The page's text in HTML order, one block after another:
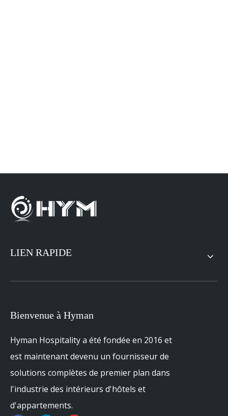
LIEN RAPIDE
Bienvenue à Hyman
Hyman Hospitality a été fondée en 2016 et
est maintenant devenu un fournisseur de
solutions complètes de premier plan dans
l'industrie des intérieurs d'hôtels et
d'appartements.